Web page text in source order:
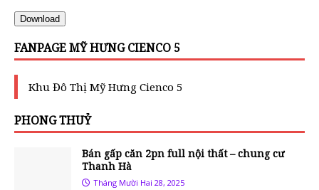
Download
FANPAGE MỸ HƯNG CIENCO 5
Khu Đô Thị Mỹ Hưng Cienco 5
PHONG THUỶ
Bán gấp căn 2pn full nội thất – chung cư
Thanh Hà
Tháng Mười Hai 28, 2025